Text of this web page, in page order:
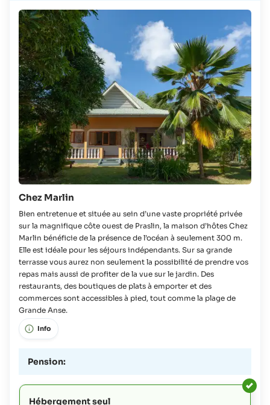
Chez Marlin
Bien entretenue et située au sein d’une vaste propriété privée
sur la magnifique côte ouest de Praslin, la maison d’hôtes Chez
Marlin bénéficie de la présence de l’océan à seulement 300 m.
Elle est idéale pour les séjours indépendants. Sur sa grande
terrasse vous aurez non seulement la possibilité de prendre vos
repas mais aussi de profiter de la vue sur le jardin. Des
restaurants, des boutiques de plats à emporter et des
commerces sont accessibles à pied, tout comme la plage de
Grande Anse.
Info
Pension:
Hébergement seul